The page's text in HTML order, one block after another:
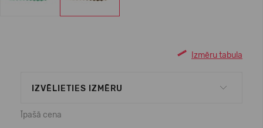
Izmēru tabula
IZVĒLIETIES IZMĒRU
Īpašā cena